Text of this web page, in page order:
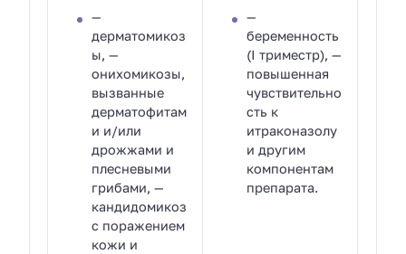
—
дерматомикоз
ы, —
онихомикозы,
вызванные
дерматофитам
и и/или
дрожжами и
плесневыми
грибами, —
кандидомикоз
с поражением
кожи и
—
беременность
(I триместр), —
повышенная
чувствительно
сть к
итраконазолу
и другим
компонентам
препарата.